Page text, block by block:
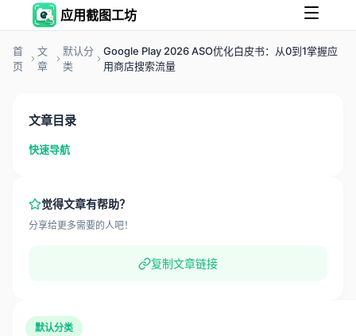
应用截图工坊
首
页
文
章
默认分
类
Google Play 2026 ASO优化白皮书：从0到1掌握应
用商店搜索流量
文章目录
快速导航
觉得文章有帮助？
分享给更多需要的人吧！
复制文章链接
默认分类